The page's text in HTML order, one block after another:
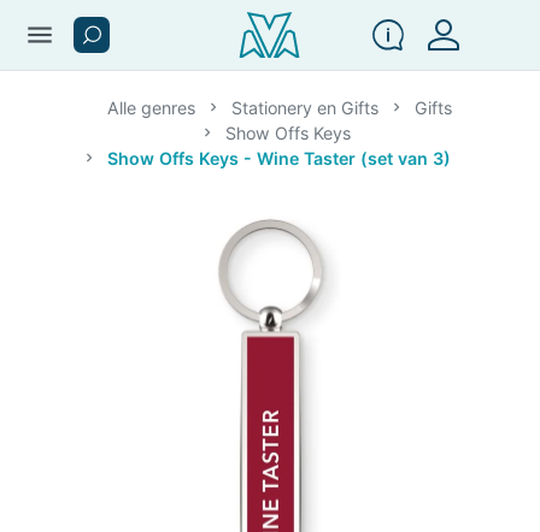
menu
Alle genres Stationery en Gifts
Gifts
Show Offs Keys
Show Offs Keys - Wine Taster (set van 3)